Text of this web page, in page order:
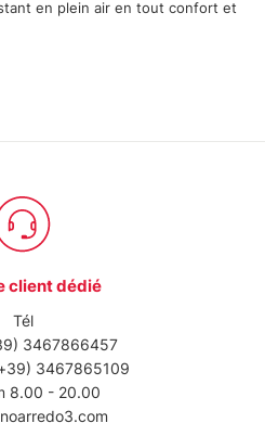
utilizza il nostro sito con i
fornito loro o che hanno
loro servizi.
en plein air en tout confort et
client dédié
Tél
3467866457
3467865109
8.00 - 20.00